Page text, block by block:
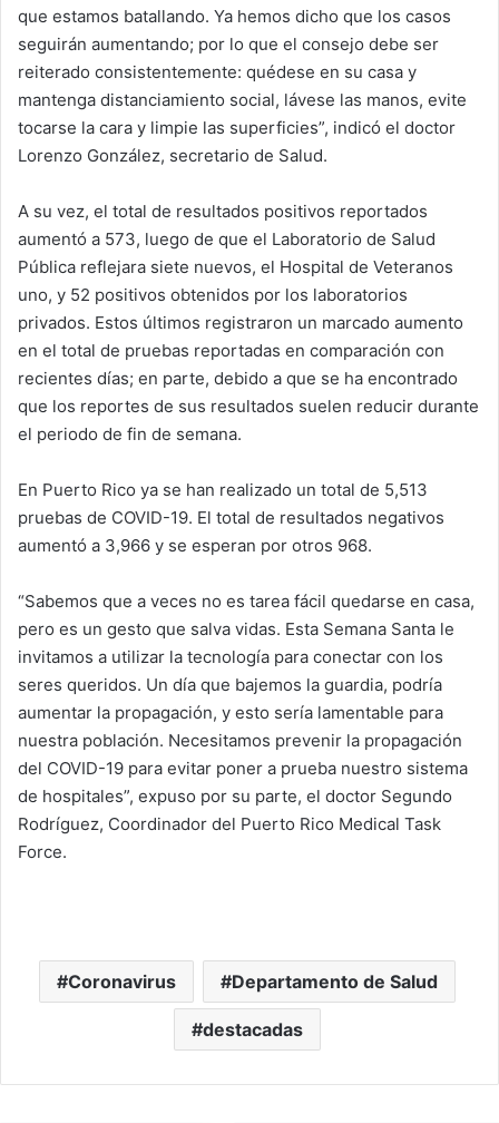
que estamos batallando. Ya hemos dicho que los casos
seguirán aumentando; por lo que el consejo debe ser
reiterado consistentemente: quédese en su casa y
mantenga distanciamiento social, lávese las manos, evite
tocarse la cara y limpie las superficies”, indicó el doctor
Lorenzo González, secretario de Salud.
A su vez, el total de resultados positivos reportados
aumentó a 573, luego de que el Laboratorio de Salud
Pública reflejara siete nuevos, el Hospital de Veteranos
uno, y 52 positivos obtenidos por los laboratorios
privados. Estos últimos registraron un marcado aumento
en el total de pruebas reportadas en comparación con
recientes días; en parte, debido a que se ha encontrado
que los reportes de sus resultados suelen reducir durante
el periodo de fin de semana.
En Puerto Rico ya se han realizado un total de 5,513
pruebas de COVID-19. El total de resultados negativos
aumentó a 3,966 y se esperan por otros 968.
“Sabemos que a veces no es tarea fácil quedarse en casa,
pero es un gesto que salva vidas. Esta Semana Santa le
invitamos a utilizar la tecnología para conectar con los
seres queridos. Un día que bajemos la guardia, podría
aumentar la propagación, y esto sería lamentable para
nuestra población. Necesitamos prevenir la propagación
del COVID-19 para evitar poner a prueba nuestro sistema
de hospitales”, expuso por su parte, el doctor Segundo
Rodríguez, Coordinador del Puerto Rico Medical Task
Force.
Coronavirus Departamento de Salud
destacadas